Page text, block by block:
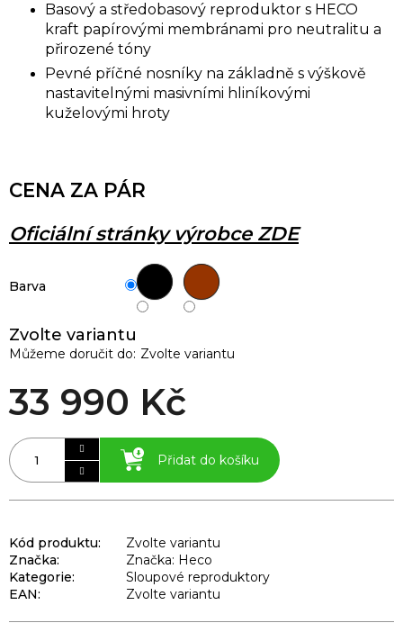
Zvolte variantu
Můžeme doručit do: Zvolte variantu
33 990 Kč
Přidat do košíku
Barva
Basový a středobasový reproduktor s HECO
kraft papírovými membránami pro neutralitu a
přirozené tóny
Pevné příčné nosníky na základně s výškově
nastavitelnými masivními hliníkovými
kuželovými hroty
CENA ZA PÁR
Oficiální stránky výrobce ZDE
Kód produktu:
Zvolte variantu
Značka:
Značka: Heco
Kategorie:
Sloupové reproduktory
EAN: Zvolte variantu